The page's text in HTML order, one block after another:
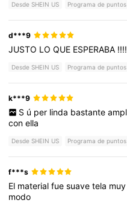
Desde SHEIN US Programa de puntos
d***9
JUSTO LOQUE ESPERABA
Desde SHEIN US Programa de puntos
k***9
S ú per linda bastante
conella
Desde SHEIN US Programa de puntos
f***s
El materialfuesuavetela muy
modo